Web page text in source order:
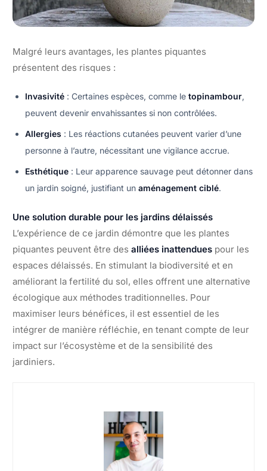
Malgré leurs avantages, les plantes piquantes
présentent des risques :
Invasivité : Certaines espèces, comme le topinambour,
peuvent devenir envahissantes si non contrôlées.
Allergies : Les réactions cutanées peuvent varier d’une
personne à l’autre, nécessitant une vigilance accrue.
Esthétique : Leur apparence sauvage peut détonner dans
un jardin soigné, justifiant un aménagement ciblé.
Une solution durable pour les jardins délaissés
L’expérience de ce jardin démontre que les plantes
piquantes peuvent être des alliées inattendues pour les
espaces délaissés. En stimulant la biodiversité et en
améliorant la fertilité du sol, elles offrent une alternative
écologique aux méthodes traditionnelles. Pour
maximiser leurs bénéfices, il est essentiel de les
intégrer de manière réfléchie, en tenant compte de leur
impact sur l’écosystème et de la sensibilité des
jardiniers.